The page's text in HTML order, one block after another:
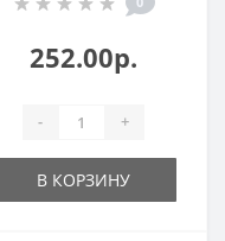
252.00р.
- +
В КОРЗИНУ